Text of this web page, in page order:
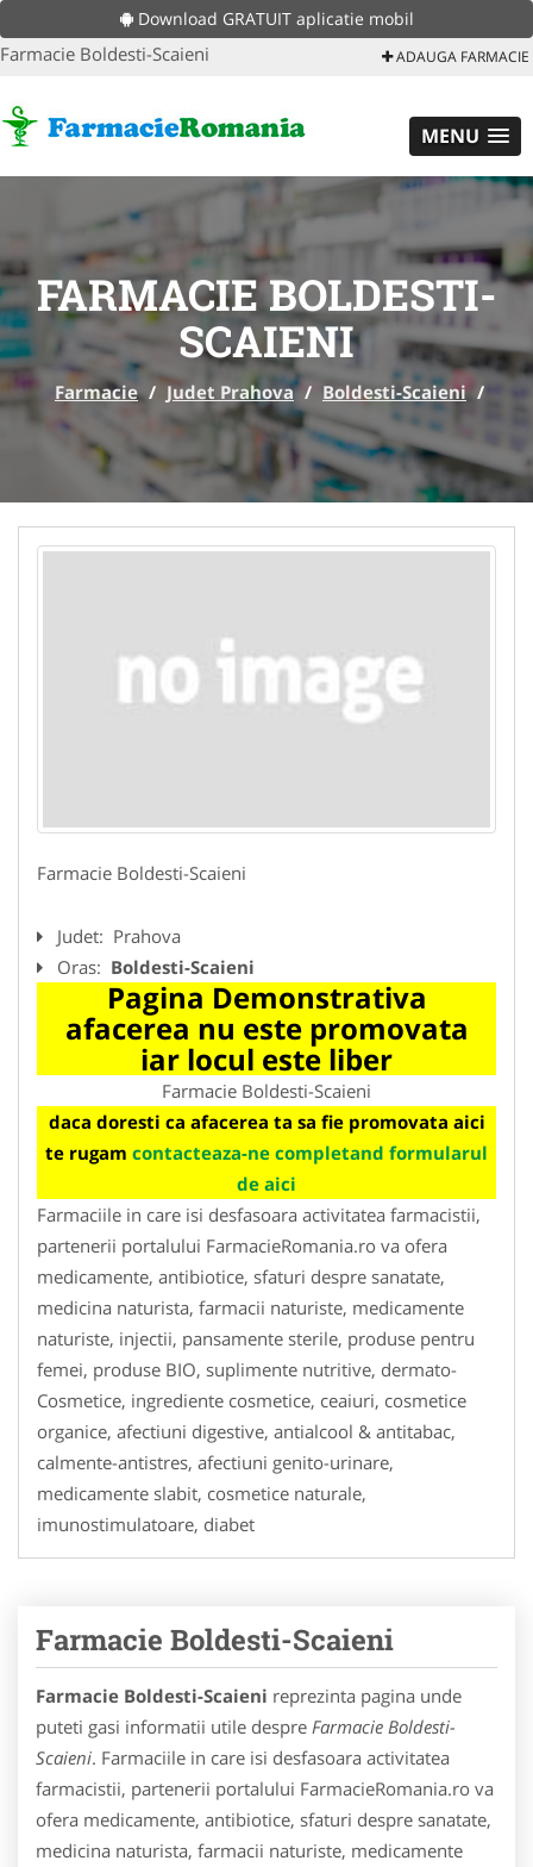
Download GRATUIT aplicatie mobil
Farmacie Boldesti-Scaieni ADAUGA FARMACIE
MENU
FARMACIE BOLDESTI-
SCAIENI
Farmacie / Judet Prahova / Boldesti-Scaieni /
Farmacie Boldesti-Scaieni
Judet: Prahova
Oras: Boldesti-Scaieni
Pagina Demonstrativa
afacerea nu este promovata
iar locul este liber
Farmacie Boldesti-Scaieni
daca doresti ca afacerea ta sa fie promovata aici
te rugam contacteaza-ne completand formularul
de aici
Farmaciile in care isi desfasoara activitatea farmacistii,
partenerii portalului FarmacieRomania.ro va ofera
medicamente, antibiotice, sfaturi despre sanatate,
medicina naturista, farmacii naturiste, medicamente
naturiste, injectii, pansamente sterile, produse pentru
femei, produse BIO, suplimente nutritive, dermato-
Cosmetice, ingrediente cosmetice, ceaiuri, cosmetice
organice, afectiuni digestive, antialcool & antitabac,
calmente-antistres, afectiuni genito-urinare,
medicamente slabit, cosmetice naturale,
imunostimulatoare, diabet
Farmacie Boldesti-Scaieni
Farmacie Boldesti-Scaieni reprezinta pagina unde
puteti gasi informatii utile despre Farmacie Boldesti-
Scaieni. Farmaciile in care isi desfasoara activitatea
farmacistii, partenerii portalului FarmacieRomania.ro va
ofera medicamente, antibiotice, sfaturi despre sanatate,
medicina naturista, farmacii naturiste, medicamente